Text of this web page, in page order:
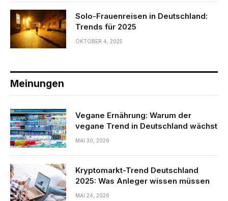
Solo-Frauenreisen in Deutschland:
Trends für 2025
OKTOBER 4, 2025
Meinungen
Vegane Ernährung: Warum der
vegane Trend in Deutschland wächst
MAI 30, 2026
Kryptomarkt-Trend Deutschland
2025: Was Anleger wissen müssen
MAI 24, 2026